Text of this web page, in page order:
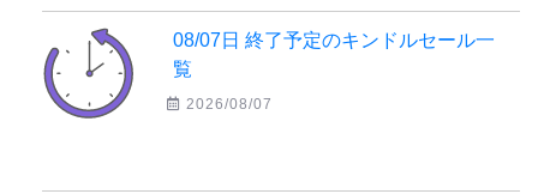
08/07日 終了予定のキンドルセール一
覧
2026/08/07